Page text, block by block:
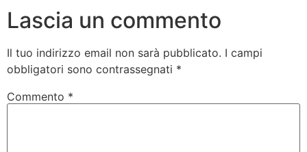
Lascia un commento
Il tuo indirizzo email non sarà pubblicato. I campi
obbligatori sono contrassegnati *
Commento *